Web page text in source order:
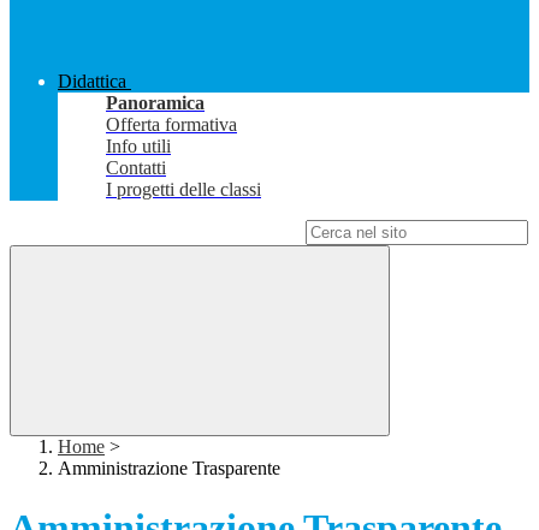
Didattica
Panoramica
Offerta formativa
Info utili
Contatti
I progetti delle classi
Home >
Amministrazione Trasparente